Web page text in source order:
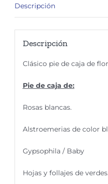
Descripción
Descripción
Clásico pie de caja de
Pie de caja de:
Rosas blancas.
Alstroemerias de color
Gypsophila / Baby
Hojas y follajes de verdes.